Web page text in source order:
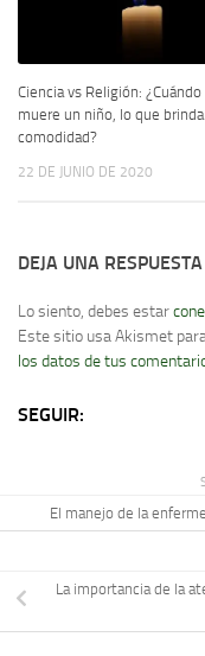
Ciencia vs Religión: ¿Cuándo
muere un niño, lo que
comodidad?
22 DE JUNIO DE 2020
DEJA UNA RESPUESTA
Lo siento, debes estar
Este sitio usa Akismet
los datos de tus
SEGUIR:
El manejo de la
La importancia de la